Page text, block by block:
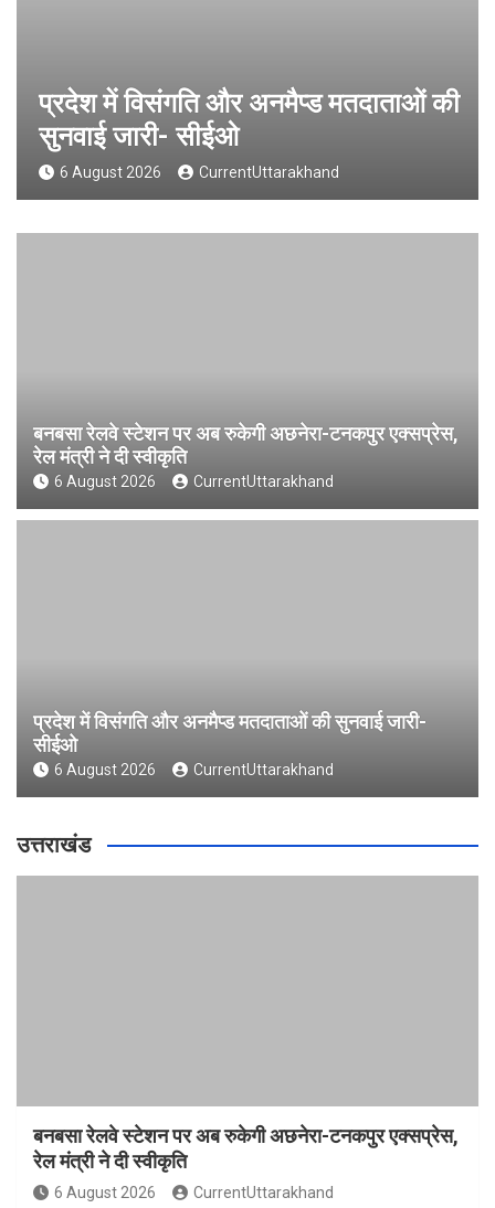
प्रदेश में विसंगति और अनमैप्ड मतदाताओं की
सुनवाई जारी- सीईओ
6 August 2026 CurrentUttarakhand
बनबसा रेलवे स्टेशन पर अब रुकेगी अछनेरा-टनकपुर एक्सप्रेस,
रेल मंत्री ने दी स्वीकृति
6 August 2026 CurrentUttarakhand
प्रदेश में विसंगति और अनमैप्ड मतदाताओं की सुनवाई जारी-
सीईओ
6 August 2026 CurrentUttarakhand
उत्तराखंड
बनबसा रेलवे स्टेशन पर अब रुकेगी अछनेरा-टनकपुर एक्सप्रेस,
रेल मंत्री ने दी स्वीकृति
6 August 2026 CurrentUttarakhand